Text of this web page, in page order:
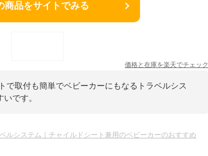
商品をサイトでみる
価格と在庫を楽天でチェック
で取付も簡単でベビーカーにもなるトラベルシス
です。
ルシステム｜チャイルドシート兼用のベビーカーのおすすめ